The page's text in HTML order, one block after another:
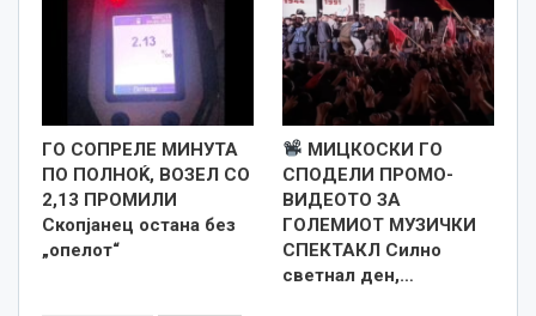
ГО СОПРЕЛЕ МИНУТА
ПО ПОЛНОЌ, ВОЗЕЛ СО
2,13 ПРОМИЛИ
Скопјанец остана без
„опелот“
МИЦКОСКИ ГО
СПОДЕЛИ ПРОМО-
ВИДЕОТО ЗА
ГОЛЕМИОТ МУЗИЧКИ
СПЕКТАКЛ Силно
светнал ден,…